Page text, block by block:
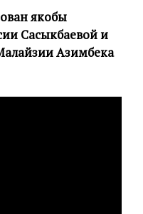
якобы
Сасыкбаевой и
Азимбека